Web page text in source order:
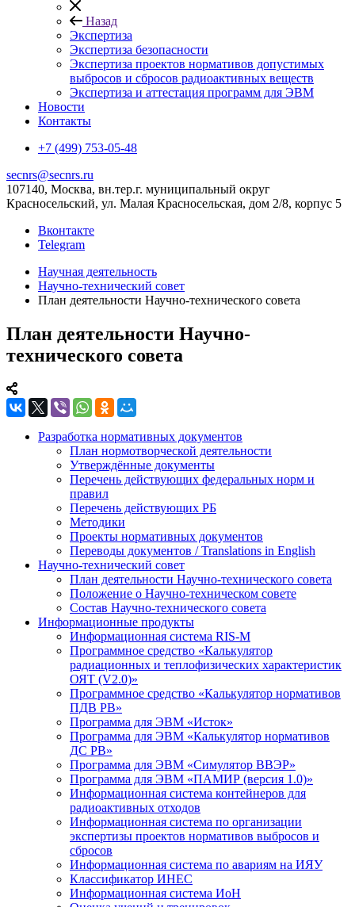
Назад
Экспертиза
Экспертиза безопасности
Экспертиза проектов нормативов допустимых
выбросов и сбросов радиоактивных веществ
Экспертиза и аттестация программ для ЭВМ
Новости
Контакты
+7 (499) 753-05-48
secnrs@secnrs.ru
107140, Москва, вн.тер.г. муниципальный округ
Красносельский, ул. Малая Красносельская, дом 2/8, корпус 5
Вконтакте
Telegram
Научная деятельность
Научно-технический совет
План деятельности Научно-технического совета
План деятельности Научно-
технического совета
Разработка нормативных документов
План нормотворческой деятельности
Утверждённые документы
Перечень действующих федеральных норм и
правил
Перечень действующих РБ
Методики
Проекты нормативных документов
Переводы документов / Translations in English
Научно-технический совет
План деятельности Научно-технического совета
Положение о Научно-техническом совете
Состав Научно-технического совета
Информационные продукты
Информационная система RIS-M
Программное средство «Калькулятор
радиационных и теплофизических характеристик
ОЯТ (V2.0)»
Программное средство «Калькулятор нормативов
ПДВ РВ»
Программа для ЭВМ «Исток»
Программа для ЭВМ «Калькулятор нормативов
ДС РВ»
Программа для ЭВМ «Симулятор ВВЭР»
Программа для ЭВМ «ПАМИР (версия 1.0)»
Информационная система контейнеров для
радиоактивных отходов
Информационная система по организации
экспертизы проектов нормативов выбросов и
сбросов
Информационная система по авариям на ИЯУ
Классификатор ИНЕС
Информационная система ИоН